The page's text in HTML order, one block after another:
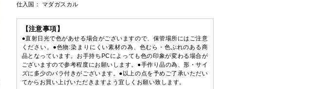
仕入国： マダガスカル
【注意事項】
●直射日光で色があせる場合がございますので、保管場所にはご注意
ください。●色物:染まりにくい素材の為、色むら・色ぶれのある商
品となっています。お手持ちPCによっても色の印象が変わる場合が
ございますので参考程度にお願いします。●手作り品の為、形・サイ
ズに多少のバラ付きがございます。●以上の点を予めご了承いただい
てからお買い上げいただきますよう宜しくお願い致します。